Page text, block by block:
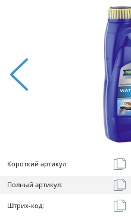
Короткий артикул:
Полный артикул:
Штрих-код: